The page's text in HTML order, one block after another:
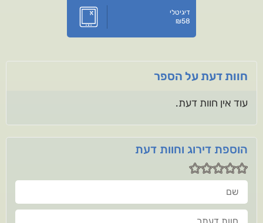
דיגיטלי
₪58
חוות דעת על הספר
עוד אין חוות דעת.
הוספת דירוג וחוות דעת
שם
חוות דעתך